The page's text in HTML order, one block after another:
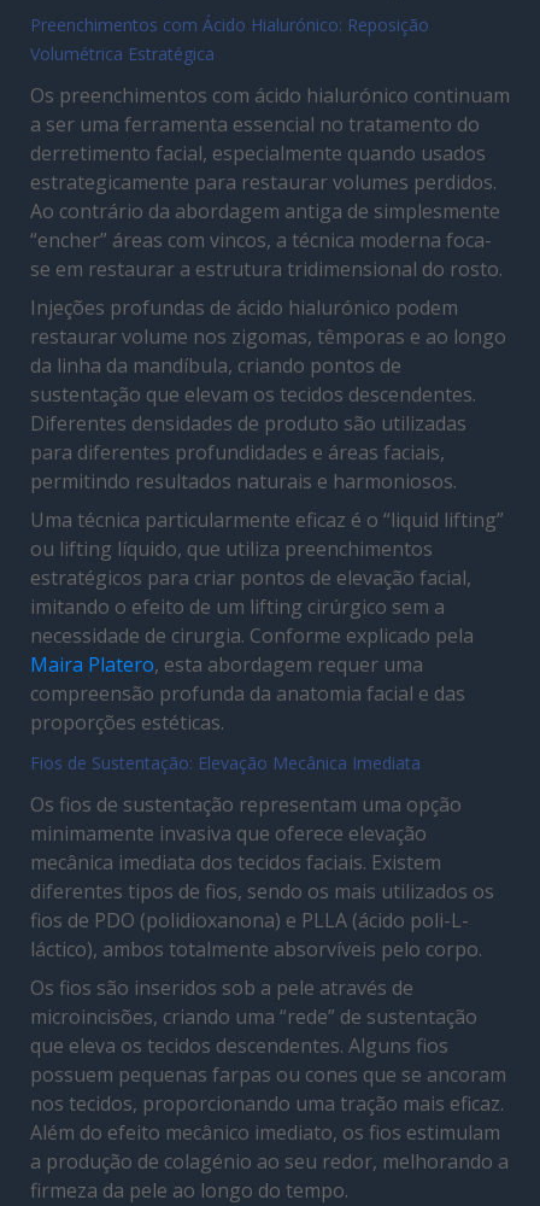
Preenchimentos com Ácido Hialurónico: Reposição
Volumétrica Estratégica
Os preenchimentos com ácido hialurónico continuam
a ser uma ferramenta essencial no tratamento do
derretimento facial, especialmente quando usados
estrategicamente para restaurar volumes perdidos.
Ao contrário da abordagem antiga de simplesmente
“encher” áreas com vincos, a técnica moderna foca-
se em restaurar a estrutura tridimensional do rosto.
Injeções profundas de ácido hialurónico podem
restaurar volume nos zigomas, têmporas e ao longo
da linha da mandíbula, criando pontos de
sustentação que elevam os tecidos descendentes.
Diferentes densidades de produto são utilizadas
para diferentes profundidades e áreas faciais,
permitindo resultados naturais e harmoniosos.
Uma técnica particularmente eficaz é o “liquid lifting”
ou lifting líquido, que utiliza preenchimentos
estratégicos para criar pontos de elevação facial,
imitando o efeito de um lifting cirúrgico sem a
necessidade de cirurgia. Conforme explicado pela
Maira Platero, esta abordagem requer uma
compreensão profunda da anatomia facial e das
proporções estéticas.
Fios de Sustentação: Elevação Mecânica Imediata
Os fios de sustentação representam uma opção
minimamente invasiva que oferece elevação
mecânica imediata dos tecidos faciais. Existem
diferentes tipos de fios, sendo os mais utilizados os
fios de PDO (polidioxanona) e PLLA (ácido poli-L-
láctico), ambos totalmente absorvíveis pelo corpo.
Os fios são inseridos sob a pele através de
microincisões, criando uma “rede” de sustentação
que eleva os tecidos descendentes. Alguns fios
possuem pequenas farpas ou cones que se ancoram
nos tecidos, proporcionando uma tração mais eficaz.
Além do efeito mecânico imediato, os fios estimulam
a produção de colagénio ao seu redor, melhorando a
firmeza da pele ao longo do tempo.